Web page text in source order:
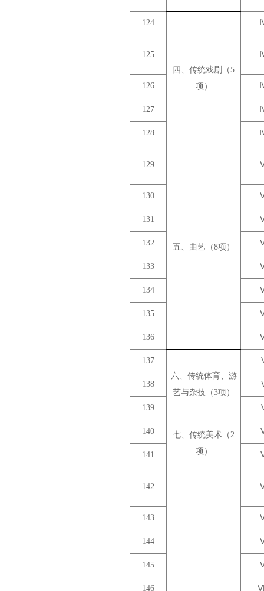
124
四、传统戏剧（5
项）
125
126
127
128
129
五、曲艺（8项）
130
131
132
133
134
135
136
137
六、传统体育、游
艺与杂技（3项）
138
139
140
七、传统美术（2
项）
141
142
143
144
145
146